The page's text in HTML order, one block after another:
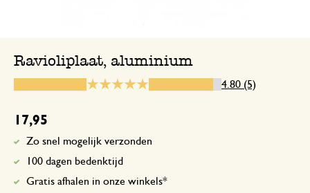
Ravioliplaat, aluminium
4.80 (5)
17,95
Zo snel mogelijk verzonden
100 dagen bedenktijd
Gratis afhalen in onze winkels*
Enkel een score, geen toelichting